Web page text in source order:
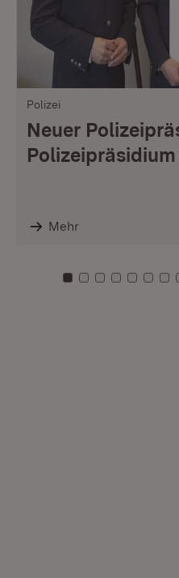
Polizei
Neuer
Mehr
Zu Kachel: 0
Zu Kachel: 1
Zu Kachel:
ZuZuZu